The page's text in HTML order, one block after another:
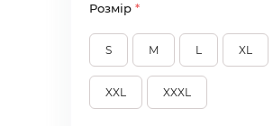
Розмір *
S M L XL
XXL XXXL